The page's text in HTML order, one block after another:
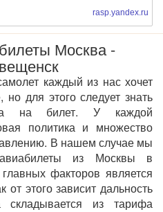
rasp.yandex.ru
Москва -
каждый из нас хочет
для этого следует знать
на билет. У каждой
политика и множество
В нашем случае мы
из Москвы в
факторов является
от этого зависит дальность
из тарифа